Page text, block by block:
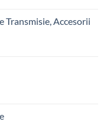
Transmisie, Accesorii